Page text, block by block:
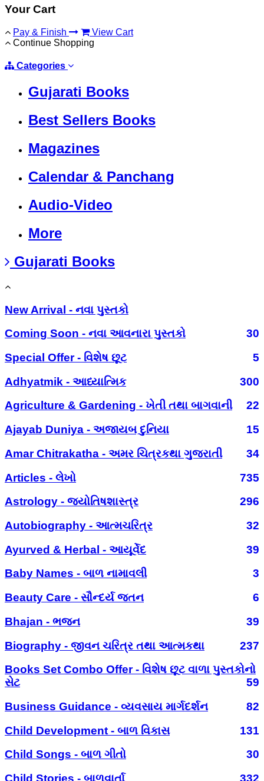
Your Cart
Pay & Finish
View Cart
Continue Shopping
Categories
Gujarati Books
Best Sellers Books
Magazines
Calendar & Panchang
Audio-Video
More
Gujarati Books
New Arrival - નવા પુસ્તકો
Coming Soon - નવા આવનારા પુસ્તકો
30
Special Offer - વિશેષ છૂટ
5
Adhyatmik - આધ્યાત્મિક
300
Agriculture & Gardening - ખેતી તથા બાગવાની
22
Ajayab Duniya - અજાયબ દુનિયા
15
Amar Chitrakatha - અમર ચિત્રકથા ગુજરાતી
34
Articles - લેખો
735
Astrology - જ્યોતિષશાસ્ત્ર
296
Autobiography - આત્મચરિત્ર
32
Ayurved & Herbal - આયૂર્વેદ
39
Baby Names - બાળ નામાવલી
3
Beauty Care - સૌન્દર્ય જતન
6
Bhajan - ભજન
39
Biography - જીવન ચરિત્ર તથા આત્મકથા
237
Books Set Combo Offer - વિશેષ છૂટ વાળા પુસ્તકોનો
સેટ
59
Business Guidance - વ્યવસાય માર્ગદર્શન
82
Child Development - બાળ વિકાસ
131
Child Songs - બાળ ગીતો
30
Child Stories - બાળવાર્તા
332